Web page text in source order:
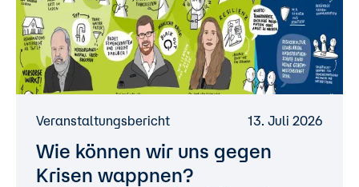
Veranstaltungsbericht 13. Juli 2026
Wie können wir uns gegen
Krisen wappnen?